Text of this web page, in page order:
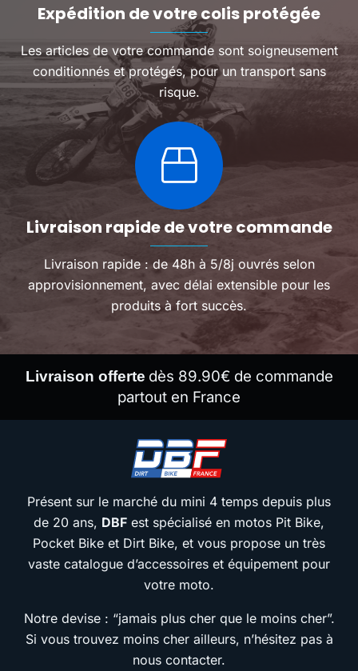
Expédition de votre colis protégée
Les articles de votre commande sont soigneusement
conditionnés et protégés, pour un transport sans
risque.
Livraison rapide de votre commande
Livraison rapide : de 48h à 5/8j ouvrés selon
approvisionnement, avec délai extensible pour les
produits à fort succès.
Livraison offerte dès 89.90€ de commande
partout en France
Présent sur le marché du mini 4 temps depuis plus
de 20 ans, DBF est spécialisé en motos Pit Bike,
Pocket Bike et Dirt Bike, et vous propose un très
vaste catalogue d’accessoires et équipement pour
votre moto.
Notre devise : “jamais plus cher que le moins cher”.
Si vous trouvez moins cher ailleurs, n’hésitez pas à
nous contacter.